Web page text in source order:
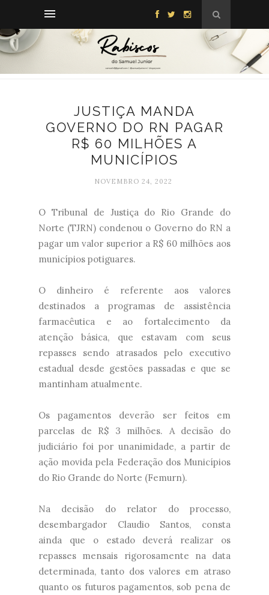
JUSTIÇA MANDA
GOVERNO DO RN PAGAR
R$ 60 MILHÕES A
MUNICÍPIOS
NOVEMBRO 24, 2022
O Tribunal de Justiça do Rio Grande do
Norte (TJRN) condenou o Governo do RN a
pagar um valor superior a R$ 60 milhões aos
municípios potiguares.
O dinheiro é referente aos valores
destinados a programas de assistência
farmacêutica e ao fortalecimento da
atenção básica, que estavam com seus
repasses sendo atrasados pelo executivo
estadual desde gestões passadas e que se
mantinham atualmente.
Os pagamentos deverão ser feitos em
parcelas de R$ 3 milhões. A decisão do
judiciário foi por unanimidade, a partir de
ação movida pela Federação dos Municípios
do Rio Grande do Norte (Femurn).
Na decisão do relator do processo,
desembargador Claudio Santos, consta
ainda que o estado deverá realizar os
repasses mensais rigorosamente na data
determinada, tanto dos valores em atraso
quanto os futuros pagamentos, sob pena de